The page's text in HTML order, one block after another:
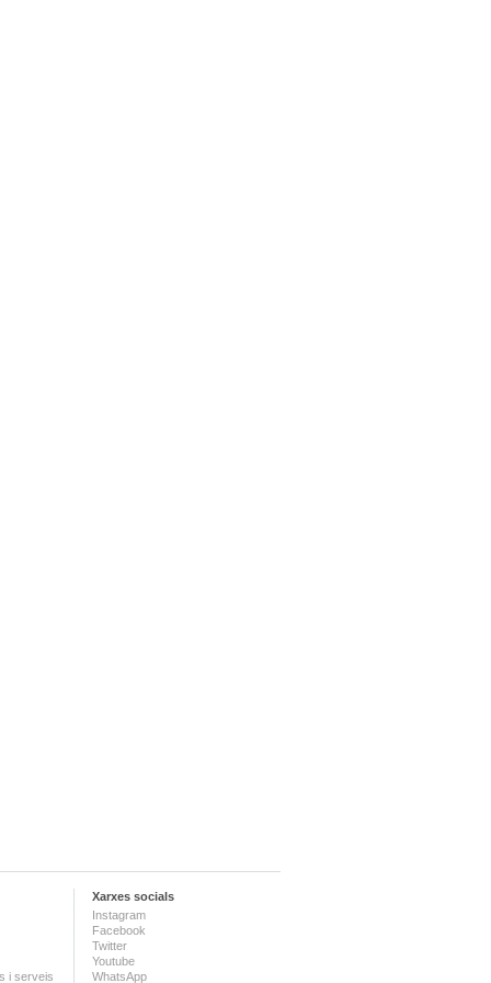
i serveis
Xarxes socials
Instagram
Facebook
Twitter
Youtube
WhatsApp